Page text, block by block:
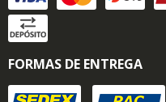
FORMAS DE ENTREGA